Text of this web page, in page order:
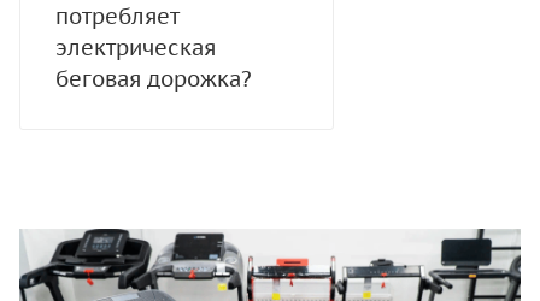
потребляет
электрическая
беговая дорожка?